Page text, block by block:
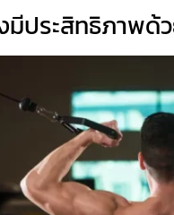
มีประสิทธิภาพด้